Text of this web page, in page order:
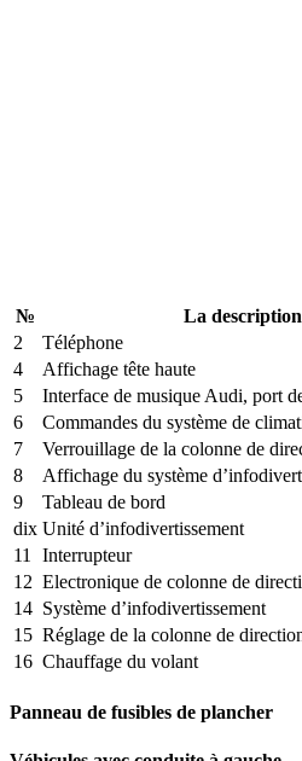
№
La description
2
Téléphone
4
Affichage tête haute
5
Interface de musique Audi, port
6
Commandes du système de
7
Verrouillage de la colonne de
8
Affichage du système
9
Tableau de bord
dix Unité d’infodivertissement
11
Interrupteur
12 Electronique de colonne de
14 Système d’infodivertissement
15 Réglage de la colonne de
16 Chauffage du volant
Panneau de fusibles de plancher